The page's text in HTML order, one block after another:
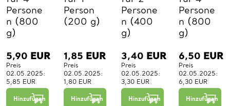
Persone
n (800
g)
5,90 EUR
Preis
02.05.2025:
5,85 EUR
Hinzufügen 1 +
Person
(200 g)
1,85 EUR
Preis
02.05.2025:
1,80 EUR
Hinzufügen 1 +
Persone
n (400
g)
3,40 EUR
Preis
02.05.2025:
3,30 EUR
Hinzufügen 1 +
Persone
n (800
g)
6,50 EUR
Preis
02.05.2025:
6,30 EUR
Hinzufügen